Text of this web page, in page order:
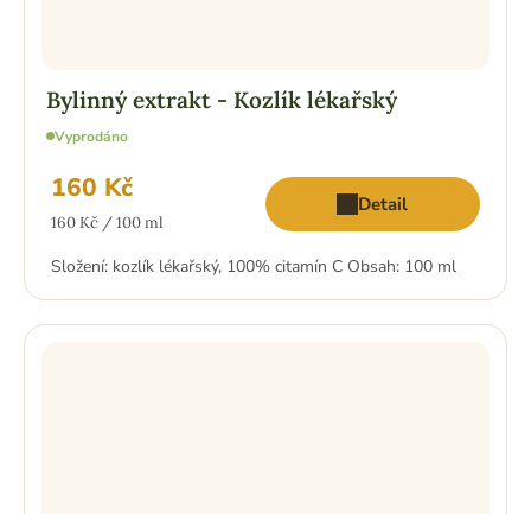
Bylinný extrakt - Kozlík lékařský
Vyprodáno
160 Kč
Měrná
160 Kč / 100 ml
Detail
Složení: kozlík lékařský, 100% citamín C Obsah: 100 ml